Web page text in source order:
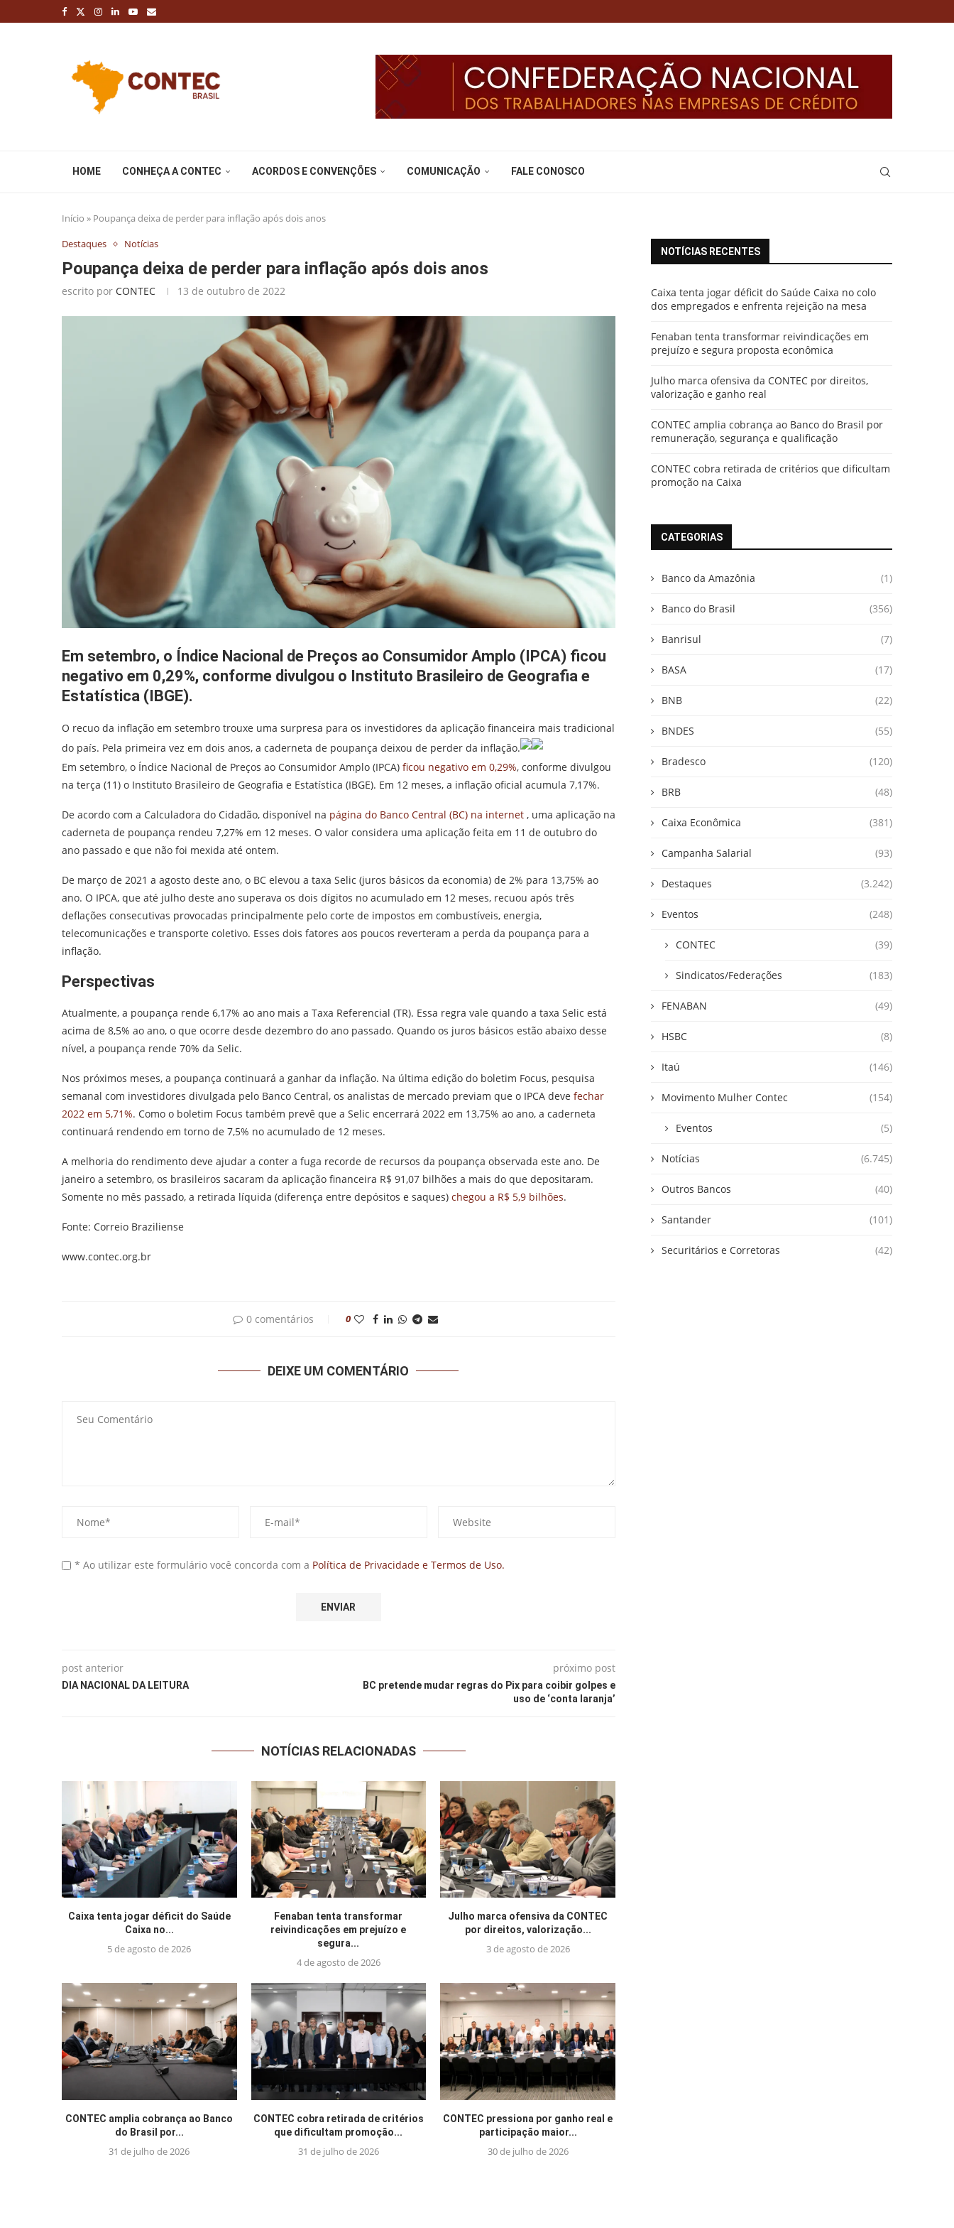
HOME CONHEÇA A CONTEC ACORDOS E CONVENÇÕES COMUNICAÇÃO FALE CONOSCO
Início » Poupança deixa de perder para inflação após dois anos
Destaques
Notícias
Poupança deixa de perder para inflação após dois anos
escrito por CONTEC 13 de outubro de 2022
Em setembro, o Índice Nacional de Preços ao Consumidor Amplo (IPCA) ficou
negativo em 0,29%, conforme divulgou o Instituto Brasileiro de Geografia e
Estatística (IBGE).
O recuo da inflação em setembro trouxe uma surpresa para os investidores da aplicação financeira mais tradicional
do país. Pela primeira vez em dois anos, a caderneta de poupança deixou de perder da inflação.
Em setembro, o Índice Nacional de Preços ao Consumidor Amplo (IPCA) ficou negativo em 0,29%, conforme divulgou
na terça (11) o Instituto Brasileiro de Geografia e Estatística (IBGE). Em 12 meses, a inflação oficial acumula 7,17%.
De acordo com a Calculadora do Cidadão, disponível na página do Banco Central (BC) na internet , uma aplicação na
caderneta de poupança rendeu 7,27% em 12 meses. O valor considera uma aplicação feita em 11 de outubro do
ano passado e que não foi mexida até ontem.
De março de 2021 a agosto deste ano, o BC elevou a taxa Selic (juros básicos da economia) de 2% para 13,75% ao
ano. O IPCA, que até julho deste ano superava os dois dígitos no acumulado em 12 meses, recuou após três
deflações consecutivas provocadas principalmente pelo corte de impostos em combustíveis, energia,
telecomunicações e transporte coletivo. Esses dois fatores aos poucos reverteram a perda da poupança para a
inflação.
Perspectivas
Atualmente, a poupança rende 6,17% ao ano mais a Taxa Referencial (TR). Essa regra vale quando a taxa Selic está
acima de 8,5% ao ano, o que ocorre desde dezembro do ano passado. Quando os juros básicos estão abaixo desse
nível, a poupança rende 70% da Selic.
Nos próximos meses, a poupança continuará a ganhar da inflação. Na última edição do boletim Focus, pesquisa
semanal com investidores divulgada pelo Banco Central, os analistas de mercado previam que o IPCA deve fechar
2022 em 5,71%. Como o boletim Focus também prevê que a Selic encerrará 2022 em 13,75% ao ano, a caderneta
continuará rendendo em torno de 7,5% no acumulado de 12 meses.
A melhoria do rendimento deve ajudar a conter a fuga recorde de recursos da poupança observada este ano. De
janeiro a setembro, os brasileiros sacaram da aplicação financeira R$ 91,07 bilhões a mais do que depositaram.
Somente no mês passado, a retirada líquida (diferença entre depósitos e saques) chegou a R$ 5,9 bilhões.
Fonte: Correio Braziliense
www.contec.org.br
0 comentários 0
DEIXE UM COMENTÁRIO
* Ao utilizar este formulário você concorda com a Política de Privacidade e Termos de Uso.
post anterior
DIA NACIONAL DA LEITURA
próximo post
BC pretende mudar regras do Pix para coibir golpes e
uso de ‘conta laranja’
NOTÍCIAS RELACIONADAS
Caixa tenta jogar déficit do Saúde
Caixa no...
5 de agosto de 2026
Fenaban tenta transformar
reivindicações em prejuízo e
segura...
4 de agosto de 2026
Julho marca ofensiva da CONTEC
por direitos, valorização...
3 de agosto de 2026
CONTEC amplia cobrança ao Banco
do Brasil por...
31 de julho de 2026
CONTEC cobra retirada de critérios
que dificultam promoção...
31 de julho de 2026
CONTEC pressiona por ganho real e
participação maior...
30 de julho de 2026
NOTÍCIAS RECENTES
Caixa tenta jogar déficit do Saúde Caixa no colo
dos empregados e enfrenta rejeição na mesa
Fenaban tenta transformar reivindicações em
prejuízo e segura proposta econômica
Julho marca ofensiva da CONTEC por direitos,
valorização e ganho real
CONTEC amplia cobrança ao Banco do Brasil por
remuneração, segurança e qualificação
CONTEC cobra retirada de critérios que dificultam
promoção na Caixa
CATEGORIAS
Banco da Amazônia (1)
Banco do Brasil (356)
Banrisul (7)
BASA (17)
BNB (22)
BNDES (55)
Bradesco (120)
BRB (48)
Caixa Econômica (381)
Campanha Salarial (93)
Destaques (3.242)
Eventos (248)
CONTEC (39)
Sindicatos/Federações (183)
FENABAN (49)
HSBC (8)
Itaú (146)
Movimento Mulher Contec (154)
Eventos (5)
Notícias (6.745)
Outros Bancos (40)
Santander (101)
Securitários e Corretoras (42)